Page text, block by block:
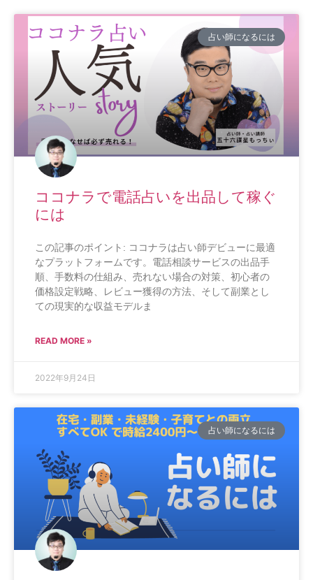
占い師になるには
ココナラで電話占いを出品して稼ぐ
には
この記事のポイント: ココナラは占い師デビューに最適
なプラットフォームです。電話相談サービスの出品手
順、手数料の仕組み、売れない場合の対策、初心者の
価格設定戦略、レビュー獲得の方法、そして副業とし
ての現実的な収益モデルま
READ MORE »
2022年9月24日
占い師になるには